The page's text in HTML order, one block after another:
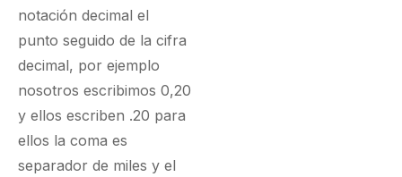
notación decimal el
punto seguido de la cifra
decimal, por ejemplo
nosotros escribimos 0,20
y ellos escriben .20 para
ellos la coma es
separador de miles y el